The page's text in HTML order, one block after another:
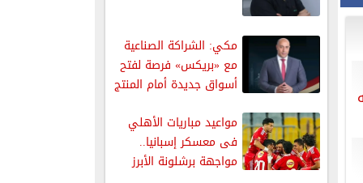
مكي: الشراكة الصناعية
مع «بريكس» فرصة لفتح
أسواق جديدة أمام المنتج
مواعيد مباريات الأهلي
فى معسكر إسبانيا..
مواجهة برشلونة الأبرز